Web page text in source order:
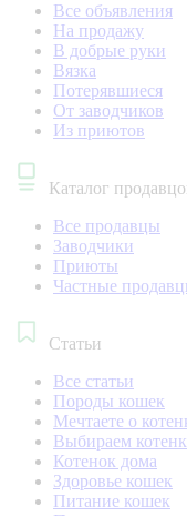
Все объявления
На продажу
В добрые руки
Вязка
Потерявшиеся
От заводчиков
Из приютов
Каталог
Все продавцы
Заводчики
Приюты
Частные
Статьи
Все статьи
Породы кошек
Мечтаете о
Выбираем
Котенок дома
Здоровье кошек
Питание кошек